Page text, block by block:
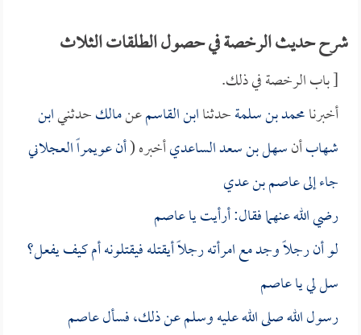
شرح حديث الرخصة في حصول الطلقات الثلاث
[ باب الرخصة في ذلك.
أخبرنامحمد بن سلمةحدثناابن القاسمعنمالكحدثنيابن
شهابأنسهل بن سعد الساعديأخبره (أنعويمراً العجلاني
جاء إلىعاصم بن عدي
رضي الله عنهما فقال: أرأيت ياعاصم
لو أن رجلاً وجد مع امرأته رجلاً أيقتله فيقتلونه أم كيف يفعل؟
سل لي ياعاصم
رسول الله صلى الله عليه وسلم عن ذلك، فسألعاصم